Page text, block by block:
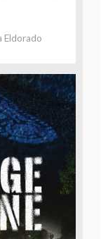
Eldorado